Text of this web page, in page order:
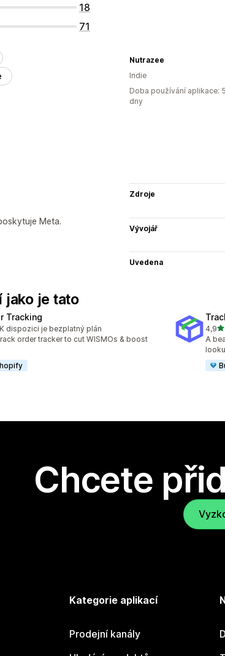
18
71
Nutrazee
Indie
Doba používání aplikace: 5
dny
Meta.
Zdroje
Vývojář
Uvedena
jako je tato
Tracking
recenzí: 2857
K dispozici je bezplatný plán
order tracker to cut WISMOs & boost
4,9z
A
Chcete
Kategorie aplikací
Prodejní kanály